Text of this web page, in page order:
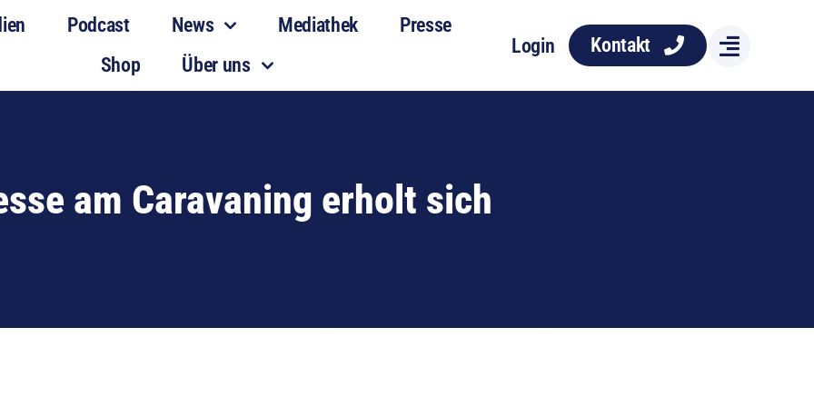
Podcast News Mediathek
Presse
Shop
Über uns
Login Kontakt
am Caravaning erholt sich